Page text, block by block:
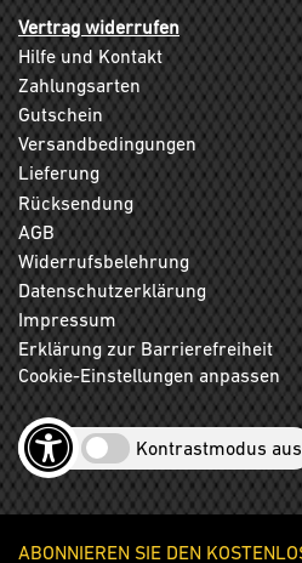
Vertrag widerrufen
Hilfe und Kontakt
Zahlungsarten
Gutschein
Versandbedingungen
Lieferung
Rücksendung
AGB
Widerrufsbelehrung
Datenschutzerklärung
Impressum
Erklärung zur Barrierefreiheit
Cookie-Einstellungen anpassen
Kontrastmodus aus
ABONNIEREN SIE DEN